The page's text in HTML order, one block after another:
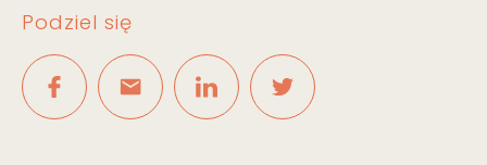
Podziel się